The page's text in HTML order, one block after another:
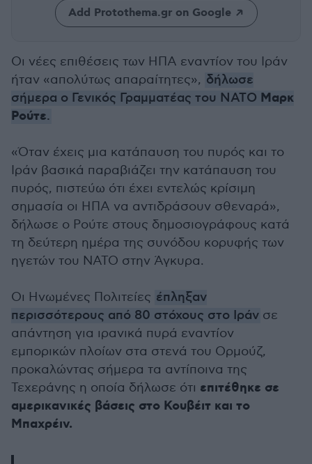
Add Protothema.gr on Google
Οι νέες επιθέσεις των ΗΠΑ εναντίον του Ιράν
ήταν «απολύτως απαραίτητες», δήλωσε
σήμερα ο Γενικός Γραμματέας του ΝΑΤΟ Μαρκ
Ρούτε.
«Όταν έχεις μια κατάπαυση του πυρός και το
Ιράν βασικά παραβιάζει την κατάπαυση του
πυρός, πιστεύω ότι έχει εντελώς κρίσιμη
σημασία οι ΗΠΑ να αντιδράσουν σθεναρά»,
δήλωσε ο Ρούτε στους δημοσιογράφους κατά
τη δεύτερη ημέρα της συνόδου κορυφής των
ηγετών του ΝΑΤΟ στην Άγκυρα.
Οι Ηνωμένες Πολιτείες έπληξαν
περισσότερους από 80 στόχους στο Ιράν σε
απάντηση για ιρανικά πυρά εναντίον
εμπορικών πλοίων στα στενά του Ορμούζ,
προκαλώντας σήμερα τα αντίποινα της
Τεχεράνης η οποία δήλωσε ότι επιτέθηκε σε
αμερικανικές βάσεις στο Κουβέιτ και το
Μπαχρέιν.